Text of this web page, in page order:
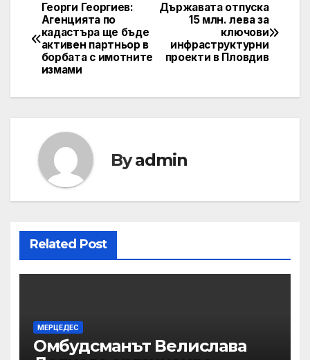
Post
navigation
Държавата отпуска
15 млн. лева за
ключови
инфраструктурни
проекти в Пловдив
Георги Георгиев:
Агенцията по
кадастъра ще бъде
активен партньор в
борбата с имотните
измами
Byadmin
Related Post
МЕРЦЕДЕС
Омбудсманът Велислава